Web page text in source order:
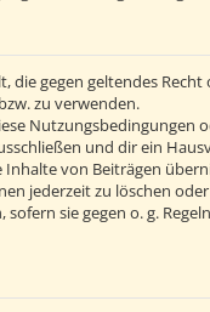
gegen geltendes
zu verwenden.
und dir ein
von Beiträgen
jederzeit zu löschen
sie gegen o. g.